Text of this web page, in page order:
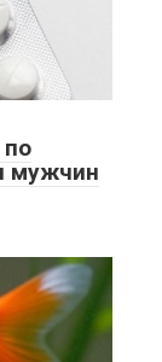
мужчин